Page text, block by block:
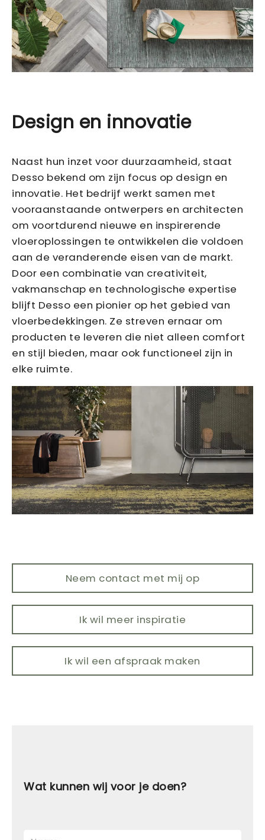
Design en innovatie
Naast hun inzet voor duurzaamheid, staat
Desso bekend om zijn focus op design en
innovatie. Het bedrijf werkt samen met
vooraanstaande ontwerpers en architecten
om voortdurend nieuwe en inspirerende
vloeroplossingen te ontwikkelen die voldoen
aan de veranderende eisen van de markt.
Door een combinatie van creativiteit,
vakmanschap en technologische expertise
blijft Desso een pionier op het gebied van
vloerbedekkingen. Ze streven ernaar om
producten te leveren die niet alleen comfort
en stijl bieden, maar ook functioneel zijn in
elke ruimte.
Neem contact met mij op
Ik wil meer inspiratie
Ik wil een afspraak maken
Wat kunnen wij voor je doen?